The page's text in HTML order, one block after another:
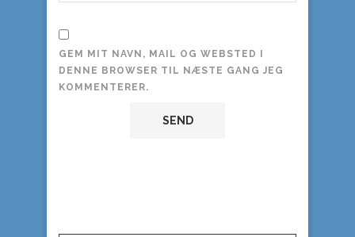
GEM MIT NAVN, MAIL OG WEBSTED I
DENNE BROWSER TIL NÆSTE GANG JEG
KOMMENTERER.